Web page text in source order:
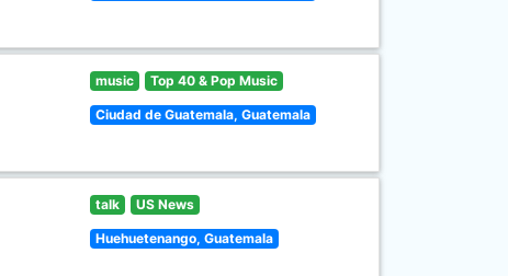
music Top 40 & Pop Music
Ciudad de Guatemala, Guatemala
talk US News
Huehuetenango, Guatemala